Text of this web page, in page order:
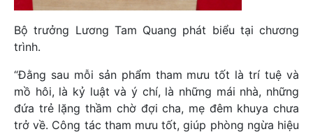
Bộ trưởng Lương Tam Quang phát biểu tại chương
trình.
“Đằng sau mỗi sản phẩm tham mưu tốt là trí tuệ và
mồ hôi, là kỷ luật và ý chí, là những mái nhà, những
đứa trẻ lặng thầm chờ đợi cha, mẹ đêm khuya chưa
trở về. Công tác tham mưu tốt, giúp phòng ngừa hiệu